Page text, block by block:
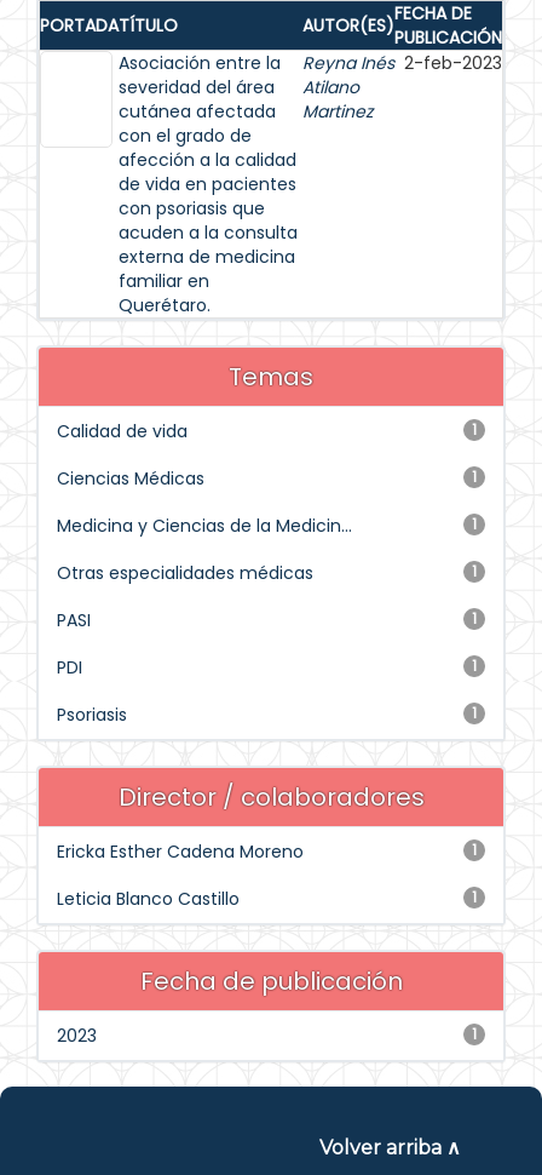
PORTADATÍTULO AUTOR(ES)FECHA DE
PUBLICACIÓN
Asociación entre la
severidad del área
cutánea afectada
con el grado de
afección a la calidad
de vida en pacientes
con psoriasis que
acuden a la consulta
externa de medicina
familiar en
Querétaro.
Reyna Inés
Atilano
Martinez
2-feb-2023
Temas
1
Calidad de vida
1
Ciencias Médicas
1
Medicina y Ciencias de la Medicin...
1
Otras especialidades médicas
1
PASI
1
PDI
1
Psoriasis
Director / colaboradores
1
Ericka Esther Cadena Moreno
1
Leticia Blanco Castillo
Fecha de publicación
1
2023
Volver arriba ∧